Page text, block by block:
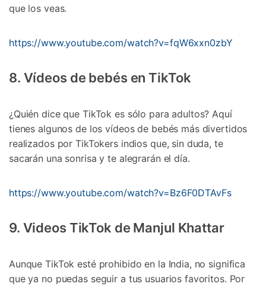
que los veas.
https://www.youtube.com/watch?v=fqW6xxn0zbY
8. Vídeos de bebés en TikTok
¿Quién dice que TikTok es sólo para adultos? Aquí
tienes algunos de los vídeos de bebés más divertidos
realizados por TikTokers indios que, sin duda, te
sacarán una sonrisa y te alegrarán el día.
https://www.youtube.com/watch?v=Bz6F0DTAvFs
9. Videos TikTok de Manjul Khattar
Aunque TikTok esté prohibido en la India, no significa
que ya no puedas seguir a tus usuarios favoritos. Por